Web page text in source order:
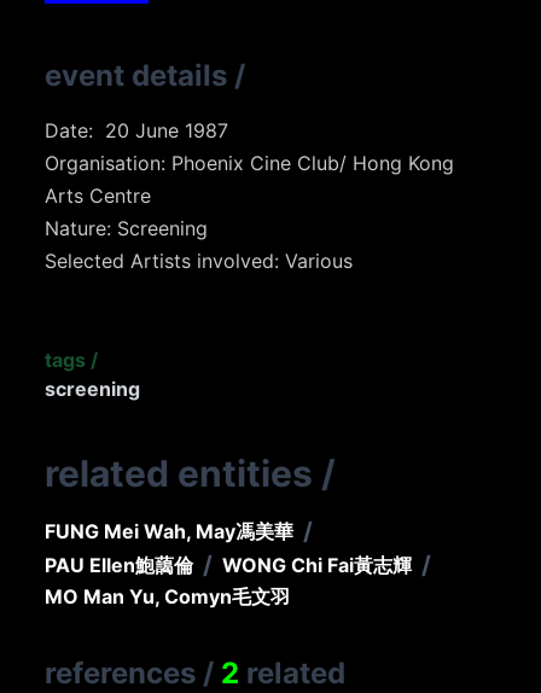
event details /
Date: 20 June 1987
Organisation: Phoenix Cine Club/ Hong Kong
Arts Centre
Nature: Screening
Selected Artists involved: Various
tags /
screening
related entities /
FUNG Mei Wah, May馮美華 /
PAU Ellen鮑藹倫 / WONG Chi Fai黃志輝 /
MO Man Yu, Comyn毛文羽
references / 2 related